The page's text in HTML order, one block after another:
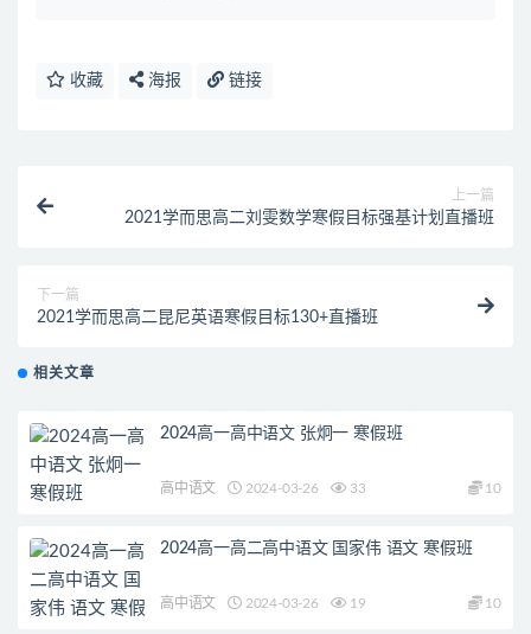
收藏 海报 链接
上一篇
2021学而思高二刘雯数学寒假目标强基计划直播班
下一篇
2021学而思高二昆尼英语寒假目标130+直播班
相关文章
2024高一高中语文 张炯一 寒假班
高中语文 2024-03-26 33 10
2024高一高二高中语文 国家伟 语文 寒假班
高中语文 2024-03-26 19 10